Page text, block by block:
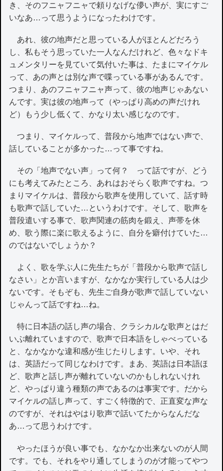
き、そのフニャフニャで頼りなげな儚い声が、実にすご
いなあ…って思うようになったわけです。
あれ、彼の地声だと思っている人がほとんどだろう
し、私もそう思っていた一人なんだけれど、色々なドキ
ュメンタリーを見ていて気付いた事は、たまにマイケル
って、あの声とは別な声で喋っている事があるんです。
つまり、あのフニャフニャ声って、彼の地声じゃあない
んです。実は彼の地声って（やっぱり高めの声だけれ
ど）もう少し低くて、かなり太い感じなのです。
つまり、マイケルって、普段から地声ではない声で、
話していることが多かった…って事ですね。
その「地声でない声」って何？ って話ですが、どう
にも考えてみたところ、あれはおそらく歌声ですね。つ
まりマイケルは、普段から歌声を使用していて、話す時
も歌声で話していた…というわけです。そして、歌声を
普段遣いする事で、歌声関連の筋肉を鍛え、声帯を休
め、歌う際に楽に歌えるように、自分を癖付けていた…
のではないでしょうか？
よく、歌を学ぶ人に先生たちが「普段から歌声で話し
なさい」とか言いますが、なかなか実行している人は少
ないです。そもぞも、先生ご自身が歌声で話していない
じゃんって話ですね…ね。
特に日本語の話し声の場合、クラシカルな歌声とはだ
いぶ離れていますので、歌声で日本語をしゃべっている
と、なかなかな違和感が生じたりします。いや、それ
は、英語だって同じなわけです。まあ、英語は日本語ほ
ど、歌声と話し声が離れていないのかもしれないけれ
ど、やっぱり違う種類の声であるのは事実です。だから
マイケルの話し声って、すごく特徴的で、正直変な声な
のですが、それはやはり歌声で話いてたからなんだな
あ…って思うわけです。
やったほうが良い事でも、なかなか出来ないのが人間
です。でも、それをやり通してしまうのが才能ってやつ